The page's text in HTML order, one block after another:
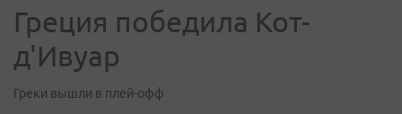
Греция победила Кот-
д'Ивуар
Греки вышли в плей-офф